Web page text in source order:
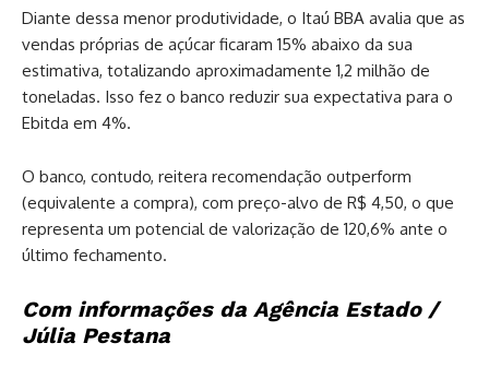
Diante dessa menor produtividade, o Itaú BBA avalia que as
vendas próprias de açúcar ficaram 15% abaixo da sua
estimativa, totalizando aproximadamente 1,2 milhão de
toneladas. Isso fez o banco reduzir sua expectativa para o
Ebitda em 4%.
O banco, contudo, reitera recomendação outperform
(equivalente a compra), com preço-alvo de R$ 4,50, o que
representa um potencial de valorização de 120,6% ante o
último fechamento.
Com informações da Agência Estado /
Júlia Pestana